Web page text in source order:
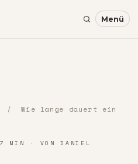
/ Wie lange dauert ein
MIN · VON DANIEL